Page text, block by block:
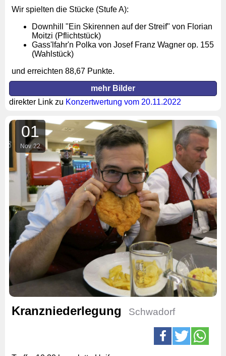
Wir spielten die Stücke (Stufe A):
Downhill "Ein Skirennen auf der Streif" von Florian
Moitzi (Pflichtstück)
Gass'lfahr'n Polka von Josef Franz Wagner op. 155
(Wahlstück)
und erreichten 88,67 Punkte.
mehr Bilder
direkter Link zu Konzertwertung vom 20.11.2022
01
Nov 22
Kranzniederlegung Schwadorf